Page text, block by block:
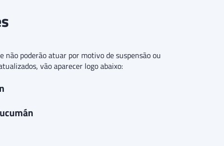
não poderão atuar por motivo de suspensão ou
vão aparecer logo abaixo: